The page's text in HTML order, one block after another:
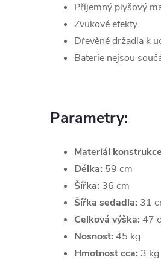
Příjemný plyšový
Zvukové efekty
Dřevěné držadla k
Baterie nejsou
Parametry:
Materiál
Délka: 59 cm
Šířka: 36 cm
Šířka sedadla: 31
Celková výška: 47
Nosnost: 45 kg
Hmotnost cca: 3 kg